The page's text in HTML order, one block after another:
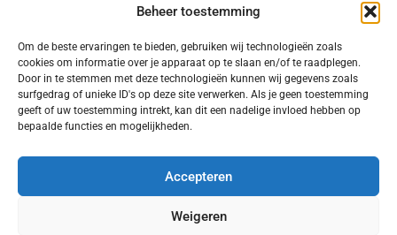
Beheer toestemming
Om de beste ervaringen te bieden, gebruiken wij technologieën zoals
cookies om informatie over je apparaat op te slaan en/of te raadplegen.
Door in te stemmen met deze technologieën kunnen wij gegevens zoals
surfgedrag of unieke ID's op deze site verwerken. Als je geen toestemming
geeft of uw toestemming intrekt, kan dit een nadelige invloed hebben op
bepaalde functies en mogelijkheden.
Accepteren
Weigeren
Wij van FranekerActueel.nl verzorgen het nieuws
in de Gemeente Waadhoeke. Met als hoofdplaats